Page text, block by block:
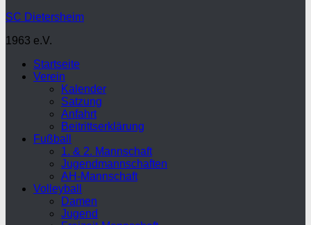
SC Dietersheim
1963 e.V.
Startseite
Verein
Kalender
Satzung
Anfahrt
Beitrittserklärung
Fußball
1. & 2. Mannschaft
Jugendmannschaften
AH-Mannschaft
Volleyball
Damen
Jugend